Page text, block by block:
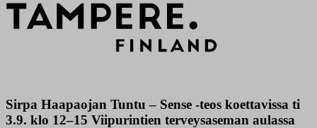
Sirpa Haapaojan Tuntu – Sense -teos koettavissa ti
3.9. klo 12–15 Viipurintien terveysaseman aulassa